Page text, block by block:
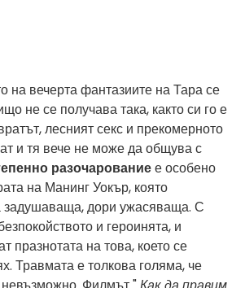
на вечерта фантазиите на Тара се
не се получава така, както си го е
лесният секс и прекомерното
и тя вече не може да общува с
разочарованиее особено
на Манинг Уокър, която
задушаваща, дори ужасяваща. С
и героинята, и
празнотата на това, което се
Травмата е толкова голяма, че